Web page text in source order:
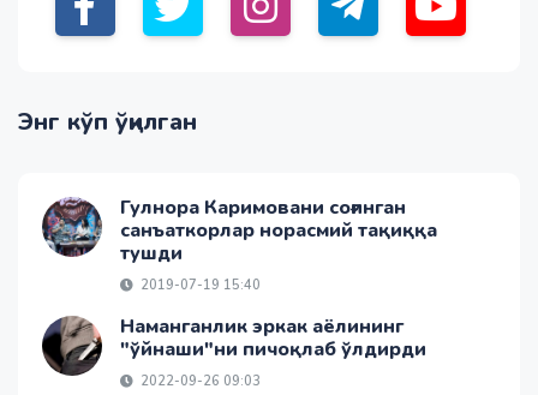
Энг кўп ўқилган
Гулнора Каримовани соғинган
санъаткорлар норасмий тақиққа
тушди
2019-07-19 15:40
Наманганлик эркак аёлининг
"ўйнаши"ни пичоқлаб ўлдирди
2022-09-26 09:03